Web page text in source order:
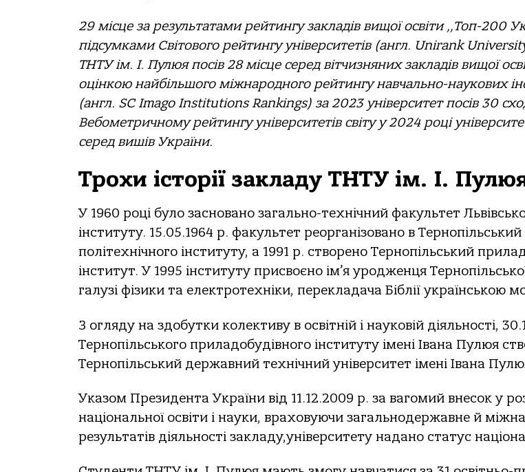
29 місце за результатами рейтингу закладів вищої освіти ,,Топ-200
підсумками Cвітового рейтингу університетів (англ. Unirank
ТНТУ ім. І. Пулюя посів 28 місце серед вітчизняних закладів вищої
оцінкою найбільшого міжнародного рейтингу навчально-наукових
(англ. SC Imago Institutions Rankings) за 2023 університет посів 30
Вебометричному рейтингу університетів світу у 2024 році
серед вишів України.
Трохи історії закладу ТНТУ ім. І.
У 1960 році було засновано загально-технічний факультет
інституту. 15.05.1964 р. факультет реорганізовано в Тернопільський
політехнічного інституту, а 1991 р. створено Тернопільський
інститут. У 1995 інституту присвоєно ім’я уродженця
галузі фізики та електротехніки, перекладача Біблії українською
З огляду на здобутки колективу в освітній і науковій діяльності,
Тернопільського приладобудівного інституту імені Івана Пулюя
Тернопільський державний технічний університет імені Івана
Указом Президента України від 11.12.2009 р. за вагомий внесок у
національної освіти і науки, враховуючи загальнодержавне й
результатів діяльності закладу,університету надано статус